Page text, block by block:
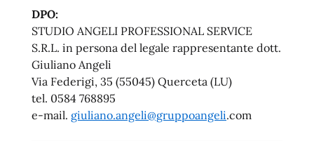
DPO:
STUDIO ANGELI PROFESSIONAL SERVICE
S.R.L. in persona del legale rappresentante dott.
Giuliano Angeli
Via Federigi, 35 (55045) Querceta (LU)
tel. 0584 768895
e-mail. giuliano.angeli@gruppoangeli.com